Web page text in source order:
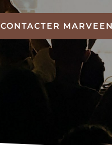
CONTACTER MARVEEN